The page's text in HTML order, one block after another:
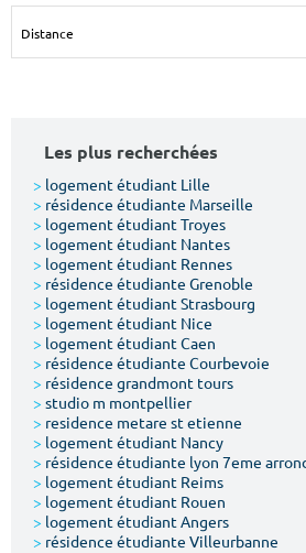
m²
Votre date d'entrée
Chercher
Les plus recherchées
> logement étudiant Lille
> résidence étudiante Marseille
> logement étudiant Troyes
> logement étudiant Nantes
> logement étudiant Rennes
> résidence étudiante Grenoble
> logement étudiant Strasbourg
> logement étudiant Nice
> logement étudiant Caen
> résidence étudiante Courbevoie
> résidence grandmont tours
> studio m montpellier
> residence metare st etienne
> logement étudiant Nancy
> résidence étudiante lyon 7eme
> logement étudiant Reims
> logement étudiant Rouen
> logement étudiant Angers
> résidence étudiante Villeurbanne